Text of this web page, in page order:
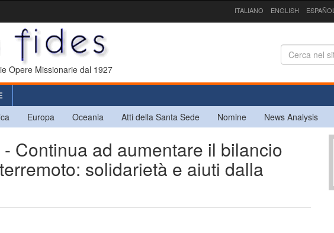
ITALIANO ENGLISH ESPAÑOL
Opere Missionarie dal 1927
Europa Oceania Atti della Santa Sede Nomine News Analysis
Continua ad aumentare il bilancio
solidarietà e aiuti dalla